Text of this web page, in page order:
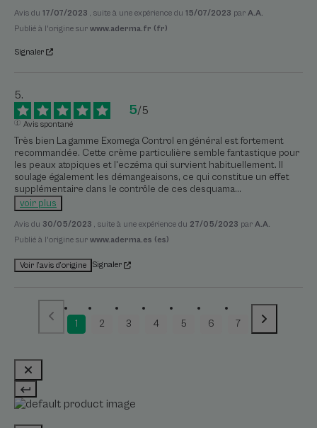
Avis du 17/07/2023 , suite à une expérience du 15/07/2023 par A.A.
Publié à l'origine sur www.aderma.fr (fr)
Signaler
5/5
Avis spontané
Très bien La gamme Exomega Control en général est fortement
recommandée. Cette crème particulière semble fantastique pour
les peaux atopiques et l'eczéma qui survient habituellement. Il
soulage également les démangeaisons, ce qui constitue un effet
supplémentaire dans le contrôle de ces desquama...
voir plus
Avis du 30/05/2023 , suite à une expérience du 27/05/2023 par A.A.
Publié à l'origine sur www.aderma.es (es)
Voir l’avis d’origine Signaler
1 2 3 4 5 6 7